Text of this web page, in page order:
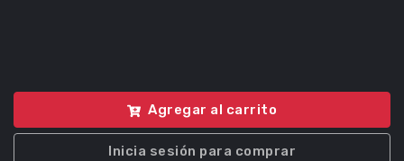
Agregar al carrito
Inicia sesión para comprar